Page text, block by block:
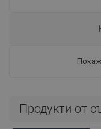
Продукти от